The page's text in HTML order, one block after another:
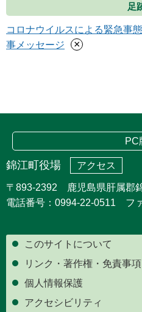
足
コロナウイルスによる緊急事
事メッセージ
×
PC
錦江町役場 アクセス
〒893-2392 鹿児島県肝属郡
電話番号：0994-22-0511 フ
このサイトについて
リンク・著作権・免責事項
個人情報保護
アクセシビリティ